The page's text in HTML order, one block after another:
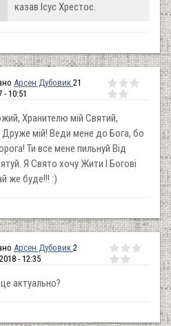
казав Ісус Хрестос.
Арсен Дубовик 21
- 10:51
Хранителю мій Святий,
мій! Веди мене до Бога, бо
Ти все мене пильнуй Від
Я Свято хочу Жити І Богові
же буде!!! :)
Арсен Дубовик 2
- 12:35
актуально?